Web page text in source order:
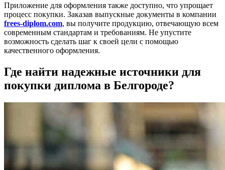
Приложение для оформления также доступно, что упрощает
процесс покупки. Заказав выпускные документы в компании
frees-diplom.com, вы получите продукцию, отвечающую всем
современным стандартам и требованиям. Не упустите
возможность сделать шаг к своей цели с помощью
качественного оформления.
Где найти надежные источники для
покупки диплома в Белгороде?